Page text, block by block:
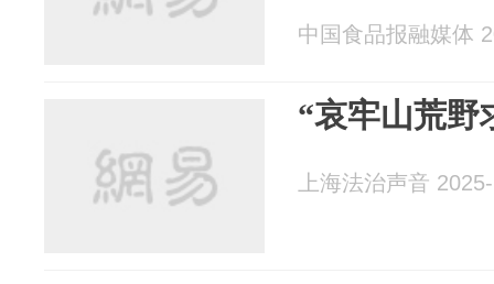
中国食品报融媒体
“哀牢山荒野
上海法治声音